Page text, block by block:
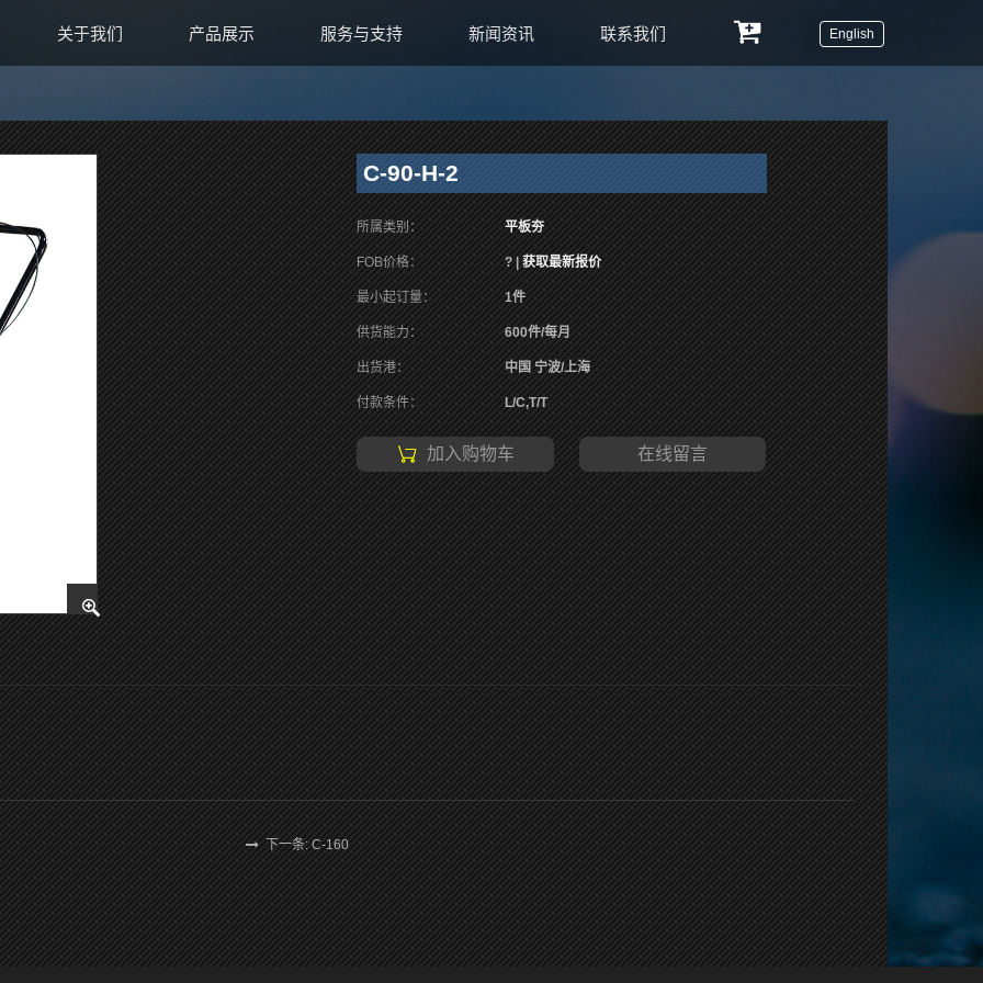
关于我们 产品展示 服务与支持 新闻资讯 联系我们 English
C-90-H-2
所属类别： 平板夯
FOB价格： ? |获取最新报价
最小起订量： 1件
供货能力： 600件/每月
出货港： 中国 宁波/上海
付款条件： L/C,T/T
加入购物车 在线留言
下一条: C-160